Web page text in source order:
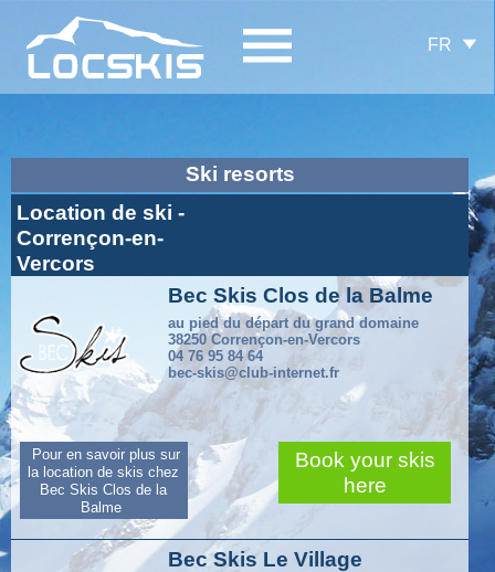
FR
Ski resorts
Location de ski -
Corrençon-en-
Vercors
Bec Skis Clos de la Balme
au pied du départ du grand domaine
38250 Corrençon-en-Vercors
04 76 95 84 64
bec-skis@club-internet.fr
Pour en savoir plus sur
la location de skis chez
Bec Skis Clos de la
Balme
Book your skis
here
Bec Skis Le Village